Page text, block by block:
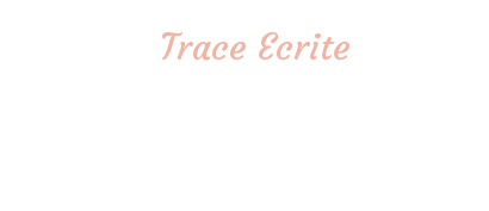
Trace Ecrite